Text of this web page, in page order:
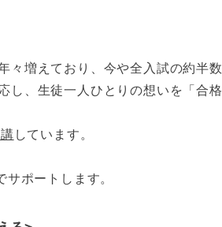
々増えており、今や全入試の約半
し、生徒一人ひとりの想いを「合
しています。
ポートします。